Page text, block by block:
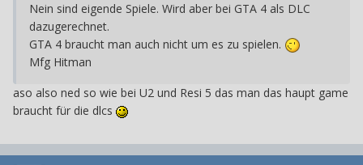
Nein sind eigende Spiele. Wird aber bei GTA 4 als DLC
dazugerechnet.
GTA 4 braucht man auch nicht um es zu spielen.
Mfg Hitman
aso also ned so wie bei U2 und Resi 5 das man das haupt game
braucht für die dlcs